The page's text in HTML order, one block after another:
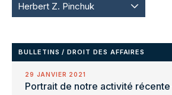
Herbert Z. Pinchuk
BULLETINS /DROIT DES AFFAIRES
29 JANVIER 2021
Portrait de notre activité